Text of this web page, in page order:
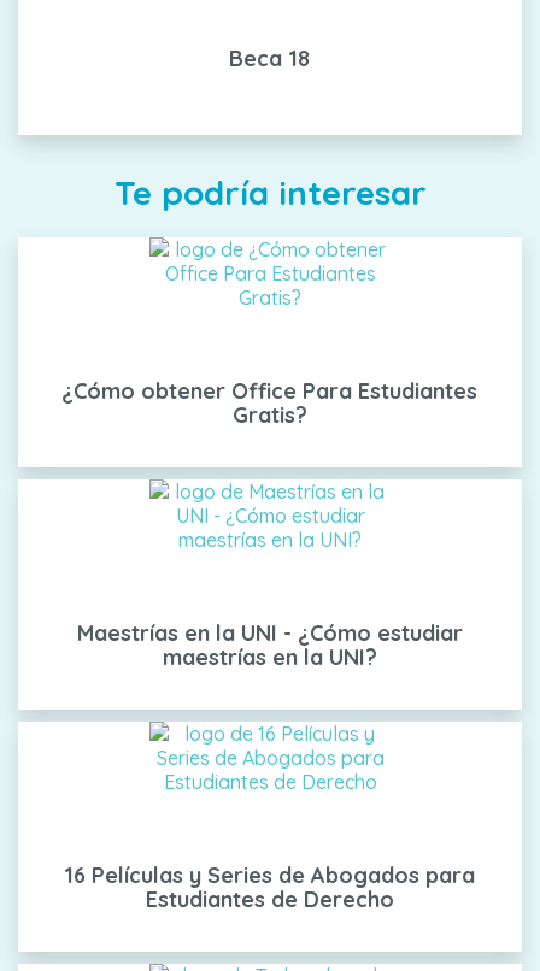
Beca 18
Te podría interesar
¿Cómo obtener Office Para Estudiantes
Gratis?
Maestrías en la UNI - ¿Cómo estudiar
maestrías en la UNI?
16 Películas y Series de Abogados para
Estudiantes de Derecho